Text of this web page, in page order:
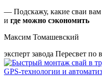
— Подскажу, какие сваи
и где можно сэкономить
Максим Томашевский
эксперт завода Пересвет по